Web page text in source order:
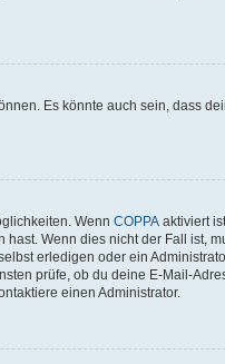
Es könnte auch sein, dass
Wenn COPPA aktiviert
Wenn dies nicht der Fall ist,
erledigen oder ein
prüfe, ob du deine E-Mail-
einen Administrator.